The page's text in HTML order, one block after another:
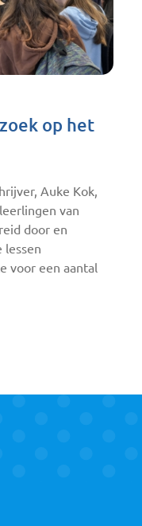
op het
Auke Kok,
van
door en
lessen
voor een aantal